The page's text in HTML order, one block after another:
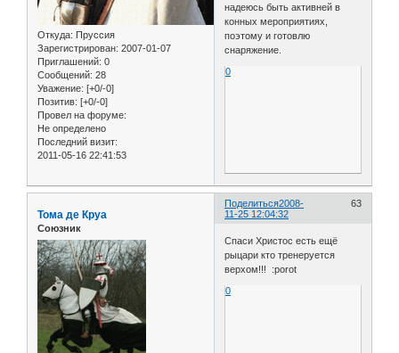
Откуда: Пруссия
Зарегистрирован: 2007-01-07
Приглашений: 0
Сообщений: 28
Уважение: [+0/-0]
Позитив: [+0/-0]
Провел на форуме:
Не определено
Последний визит:
2011-05-16 22:41:53
надеюсь быть активней в
конных мероприятиях,
поэтому и готовлю
снаряжение.
0
Поделиться 63
2008-
11-25 12:04:32
Тома де Круа
Союзник
Спаси Христос есть ещё
рыцари кто тренеруется
верхом!!! :porot
0